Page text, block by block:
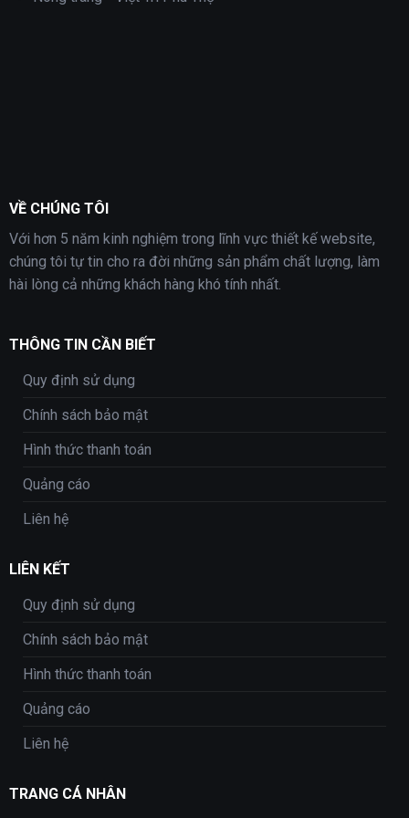
VỀ CHÚNG TÔI
Với hơn 5 năm kinh nghiệm trong lĩnh vực thiết kế website,
chúng tôi tự tin cho ra đời những sản phẩm chất lượng, làm
hài lòng cả những khách hàng khó tính nhất.
THÔNG TIN CẦN BIẾT
Quy định sử dụng
Chính sách bảo mật
Hình thức thanh toán
Quảng cáo
Liên hệ
LIÊN KẾT
Quy định sử dụng
Chính sách bảo mật
Hình thức thanh toán
Quảng cáo
Liên hệ
TRANG CÁ NHÂN